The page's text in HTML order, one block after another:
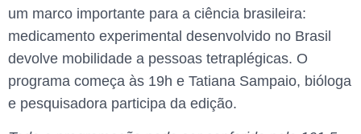
um marco importante para a ciência brasileira:
medicamento experimental desenvolvido no Brasil
devolve mobilidade a pessoas tetraplégicas. O
programa começa às 19h e Tatiana Sampaio, bióloga
e pesquisadora participa da edição.